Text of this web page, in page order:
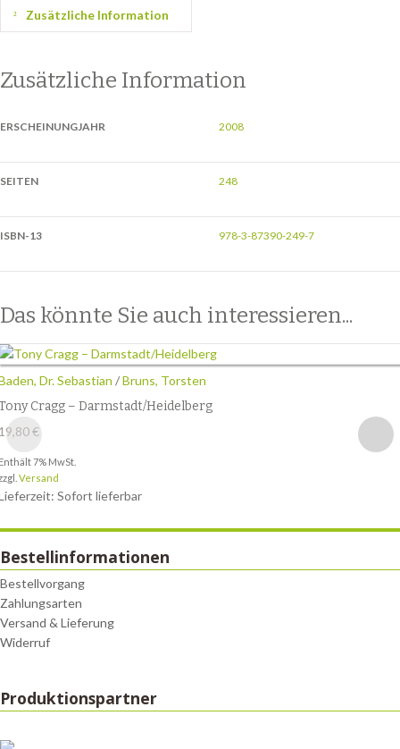
Zusätzliche Information
Zusätzliche Information
ERSCHEINUNGJAHR 2008
SEITEN 248
ISBN-13 978-3-87390-249-7
Das könnte Sie auch interessieren...
Dr. Sebastian /Bruns, Torsten
Cragg – Darmstadt/Heidelberg
€
7% MwSt.
Versand
Sofort lieferbar
Bestellinformationen
Bestellvorgang
Zahlungsarten
Versand & Lieferung
Widerruf
Produktionspartner